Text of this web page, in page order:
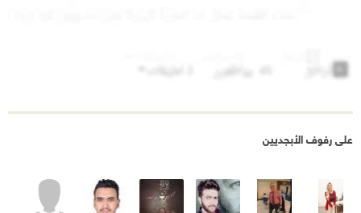
على رفوف الأبجديين